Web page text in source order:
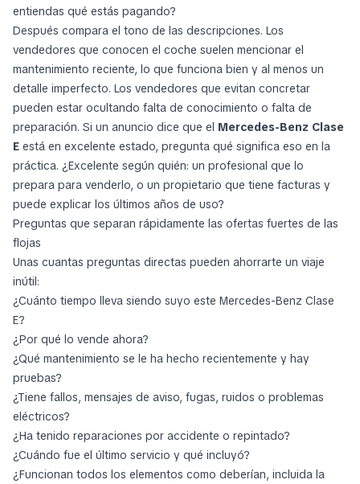
La forma más inteligente de buscar unMercedes-Benz Clase
Ees tratar cada anuncio como una historia de propiedad, no
solo como un conjunto de fotos y una cifra de kilometraje. Este
modelo suele atraer a compradores que quieren confort,
estatus, facilidad para viajar largas distancias y un coche que
siga sintiéndose especial en un día laborable cualquiera.
Precisamente por eso, las ofertas más flojas pueden parecer
mejores de lo que realmente son. Un exterior limpio y un
emblema conocido no bastan. Cuando comparas
Benz Clase Een venta en el mercado de la UE, la verdadera
pregunta es sencilla: ¿este anuncio transmite la sensación de
un coche cuidado con esmero, o de uno que se pone a la
venta antes de que llegue el siguiente gasto importante?
Un buen anuncio de Clase E suele parecer sereno, no teatral
Las mejores ofertas de
mano suelen tener un tono sorprendentemente contenido. Ves
fotos claras a la luz del día, una descripción directa, mención
del historial de mantenimiento y un vendedor que explica qué
se ha sustituido sin convertir el anuncio en un discurso.
Conviene tener más cuidado cuando un anuncio se apoya
demasiado en un lenguaje de lujo vago pero dice poco sobre
mantenimiento, uso anterior, testigos de aviso o trabajos
recientes. En este modelo, la confianza suele construirse con